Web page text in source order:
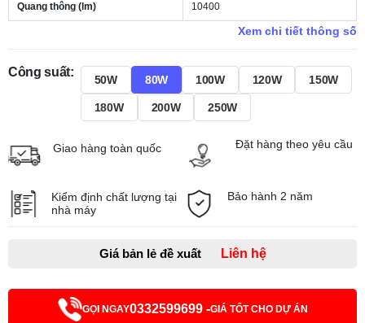
Quang thông (lm) 10400
Xem chi tiết thông số
Công suất:
50W 80W 100W 120W 150W
180W 200W 250W
Giao hàng toàn quốc Đặt hàng theo yêu cầu
Kiểm định chất lượng tại
nhà máy
Bảo hành 2 năm
Giá bản lẻ đề xuất Liên hệ
GỌI NGAY0332599699 -GIÁ TỐT CHO DỰ ÁN